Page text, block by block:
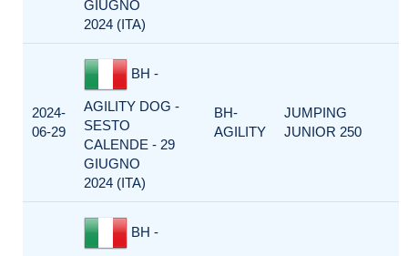
GIUGNO
2024 (ITA)
2024-
06-29
BH -
AGILITY DOG -
SESTO
CALENDE - 29
GIUGNO
2024 (ITA)
BH-
AGILITY
JUMPING
JUNIOR 250
BH -